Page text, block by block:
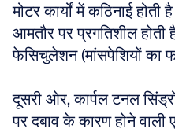
मोटर कार्यों में कठिनाई
आमतौर पर प्रगतिशील
फेसिचुलेशन (मांसपेशियों का
दूसरी ओर, कार्पल टनल
पर दबाव के कारण होने वाली